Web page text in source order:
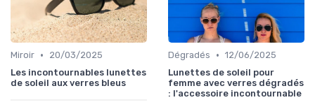
Miroir •
20/03/2025
Les incontournables lunettes
de soleil aux verres bleus
Dégradés • 12/06/2025
Lunettes de soleil pour
femme avec verres dégradés
: l'accessoire incontournable